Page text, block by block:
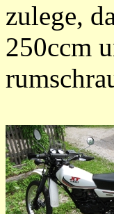
zulege,
250ccm